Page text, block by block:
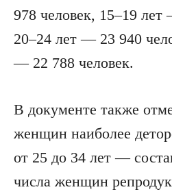
978 человек, 15–19
20–24 лет — 23 940
— 22 788 человек.
В документе также
женщин наиболее
от 25 до 34 лет —
числа женщин